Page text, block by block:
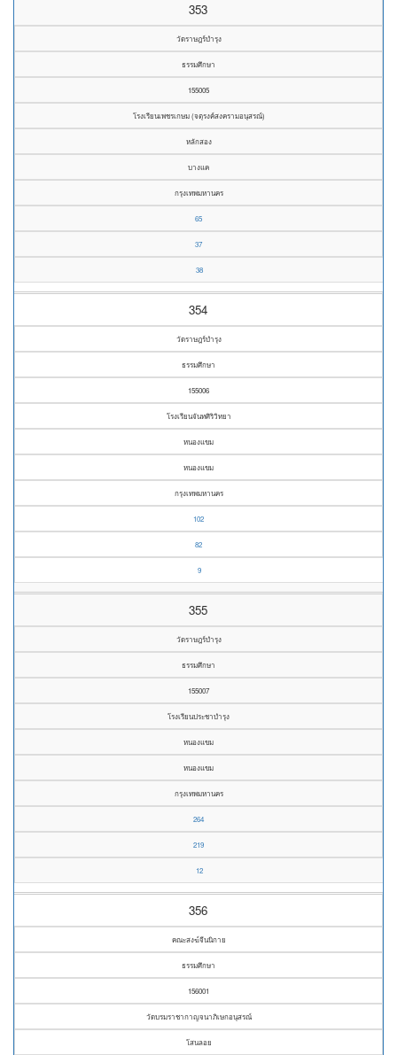
353
วัดราษฎร์บำรุง
ธรรมศึกษา
155005
โรงเรียนเพชรเกษม (จตุรงค์สงครามอนุสรณ์)
หลักสอง
บางแค
กรุงเทพมหานคร
65
37
38
354
วัดราษฎร์บำรุง
ธรรมศึกษา
155006
โรงเรียนจันทศิริวิทยา
หนองแขม
หนองแขม
กรุงเทพมหานคร
102
82
9
355
วัดราษฎร์บำรุง
ธรรมศึกษา
155007
โรงเรียนประชาบำรุง
หนองแขม
หนองแขม
กรุงเทพมหานคร
264
219
12
356
คณะสงฆ์จีนนิกาย
ธรรมศึกษา
156001
วัดบรมราชากาญจนาภิเษกอนุสรณ์
โสนลอย